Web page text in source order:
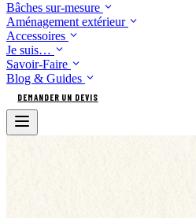
Bâches sur-mesure
Aménagement extérieur
Accessoires
Je suis…
Savoir-Faire
Blog & Guides
DEMANDER UN DEVIS